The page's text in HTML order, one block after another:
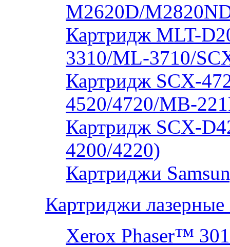
M2620D/
Картридж MLT-
3310/ML-3710/
Картридж SCX-
4520/4720/MB-
Картридж SCX-
4200/4220)
Картриджи
Картриджи
Xerox Phaser™